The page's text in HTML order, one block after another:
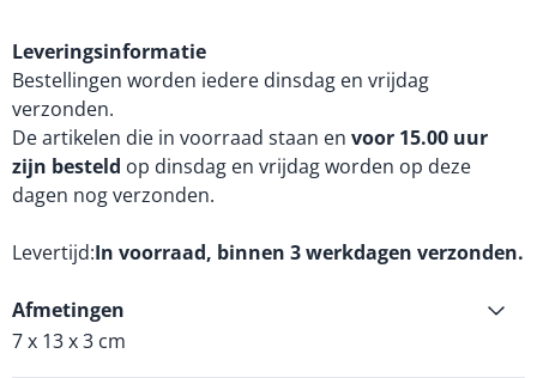
Leveringsinformatie
Bestellingen worden iedere dinsdag en vrijdag
verzonden.
De artikelen die in voorraad staan en voor 15.00 uur
zijn besteld op dinsdag en vrijdag worden op deze
dagen nog verzonden.
Levertijd In voorraad, binnen 3 werkdagen verzonden.
Afmetingen
7 x 13 x 3 cm